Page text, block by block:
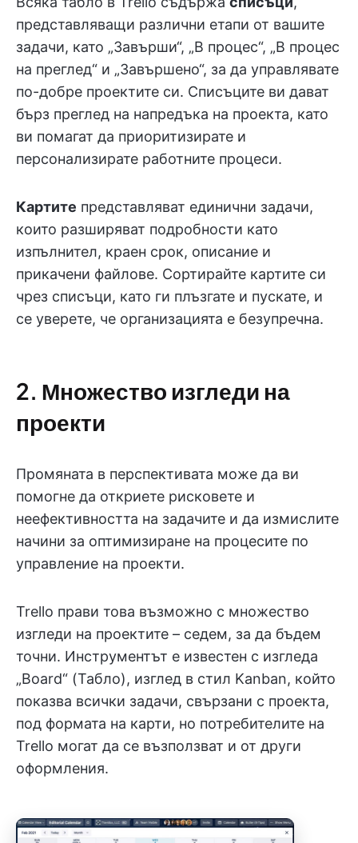
представляващи различни етапи от вашите
задачи, като „Завърши“, „В процес“, „В процес
на преглед“ и „Завършено“, за да управлявате
по-добре проектите си. Списъците ви дават
бърз преглед на напредъка на проекта, като
ви помагат да приоритизирате и
персонализирате работните процеси.
Картите представляват единични задачи,
които разширяват подробности като
изпълнител, краен срок, описание и
прикачени файлове. Сортирайте картите си
чрез списъци, като ги плъзгате и пускате, и
се уверете, че организацията е безупречна.
2. Множество изгледи на
проекти
Промяната в перспективата може да ви
помогне да откриете рисковете и
неефективността на задачите и да измислите
начини за оптимизиране на процесите по
управление на проекти.
Trello прави това възможно с множество
изгледи на проектите – седем, за да бъдем
точни. Инструментът е известен с изгледа
„Board“ (Табло), изглед в стил Kanban, който
показва всички задачи, свързани с проекта,
под формата на карти, но потребителите на
Trello могат да се възползват и от други
оформления.